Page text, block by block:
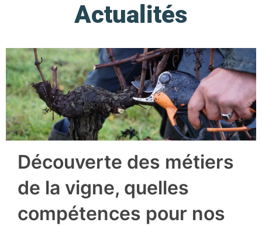
Actualités
Découverte des métiers
de la vigne, quelles
compétences pour nos